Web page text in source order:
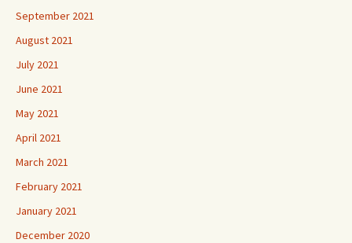
September 2021
August 2021
July 2021
June 2021
May 2021
April 2021
March 2021
February 2021
January 2021
December 2020